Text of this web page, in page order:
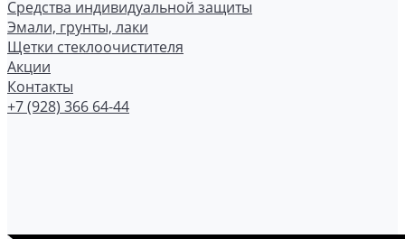
Средства индивидуальной защиты
Эмали, грунты, лаки
Щетки стеклоочистителя
Акции
Контакты
+7 (928) 366 64-44